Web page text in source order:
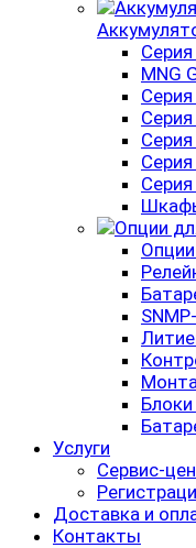
MNG
Серия
Серия
Серия
Серия
Услуги
Сервис-
Доставка и
Контакты